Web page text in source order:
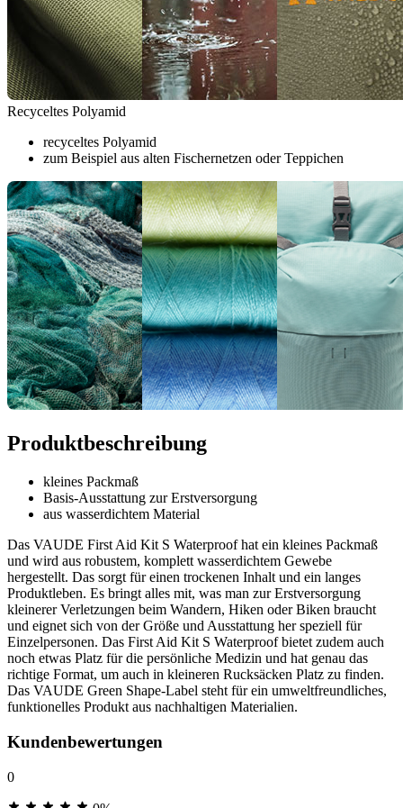
Recyceltes Polyamid
recyceltes Polyamid
zum Beispiel aus alten Fischernetzen oder Teppichen
Produktbeschreibung
kleines Packmaß
Basis-Ausstattung zur Erstversorgung
aus wasserdichtem Material
Das VAUDE First Aid Kit S Waterproof hat ein kleines Packmaß
und wird aus robustem, komplett wasserdichtem Gewebe
hergestellt. Das sorgt für einen trockenen Inhalt und ein langes
Produktleben. Es bringt alles mit, was man zur Erstversorgung
kleinerer Verletzungen beim Wandern, Hiken oder Biken braucht
und eignet sich von der Größe und Ausstattung her speziell für
Einzelpersonen. Das First Aid Kit S Waterproof bietet zudem auch
noch etwas Platz für die persönliche Medizin und hat genau das
richtige Format, um auch in kleineren Rucksäcken Platz zu finden.
Das VAUDE Green Shape-Label steht für ein umweltfreundliches,
funktionelles Produkt aus nachhaltigen Materialien.
Kundenbewertungen
0